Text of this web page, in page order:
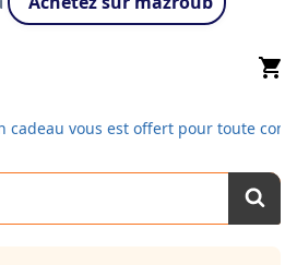
shopping_cart
cadeau vous est offert pour toute